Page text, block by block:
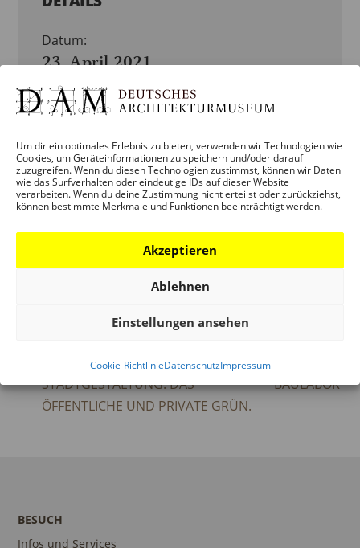
Um dir ein optimales Erlebnis zu bieten, verwenden wir Technologien wie
Cookies, um Geräteinformationen zu speichern und/oder darauf
zuzugreifen. Wenn du diesen Technologien zustimmst, können wir Daten
wie das Surfverhalten oder eindeutige IDs auf dieser Website
verarbeiten. Wenn du deine Zustimmung nicht erteilst oder zurückziehst,
können bestimmte Merkmale und Funktionen beeinträchtigt werden.
Akzeptieren
Ablehnen
Einstellungen ansehen
Cookie-RichtlinieDatenschutzImpressum
Datum:
23. April 2021
Zeit:
14:00 – 17:30
Veranstaltungskategorien:
VERANSTALTUNG,VERMITTLUNG
ORT
EINFACH GRÜN TALK: KLIMA UND
STADTGESTALTUNG. DAS
ÖFFENTLICHE UND PRIVATE GRÜN.
BAULABOR
BESUCH
Infos und Services